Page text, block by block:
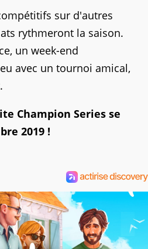
sur d'autres
rythmeront la saison.
un week-end
avec un tournoi amical,
Champion Series se
2019 !